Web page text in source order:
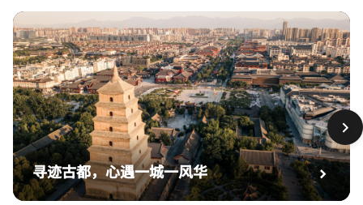
寻迹古都，心遇一城一风华